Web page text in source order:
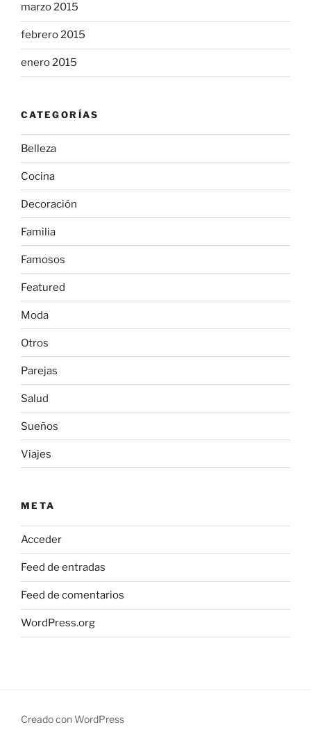
marzo 2015
febrero 2015
enero 2015
CATEGORÍAS
Belleza
Cocina
Decoración
Familia
Famosos
Featured
Moda
Otros
Parejas
Salud
Sueños
Viajes
META
Acceder
Feed de entradas
Feed de comentarios
WordPress.org
Creado con WordPress